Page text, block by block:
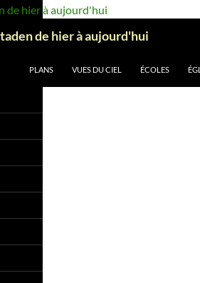
de hier à aujourd'hui
PLANS VUES DU CIEL ÉCOLES